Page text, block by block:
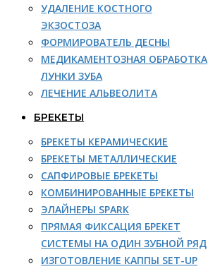
УДАЛЕНИЕ КОСТНОГО
ЭКЗОСТОЗА
ФОРМИРОВАТЕЛЬ ДЕСНЫ
МЕДИКАМЕНТОЗНАЯ ОБРАБОТКА
ЛУНКИ ЗУБА
ЛЕЧЕНИЕ АЛЬВЕОЛИТА
БРЕКЕТЫ
БРЕКЕТЫ КЕРАМИЧЕСКИЕ
БРЕКЕТЫ МЕТАЛЛИЧЕСКИЕ
САПФИРОВЫЕ БРЕКЕТЫ
КОМБИНИРОВАННЫЕ БРЕКЕТЫ
ЭЛАЙНЕРЫ SPARK
ПРЯМАЯ ФИКСАЦИЯ БРЕКЕТ
СИСТЕМЫ НА ОДИН ЗУБНОЙ РЯД
ИЗГОТОВЛЕНИЕ КАППЫ SET-UP